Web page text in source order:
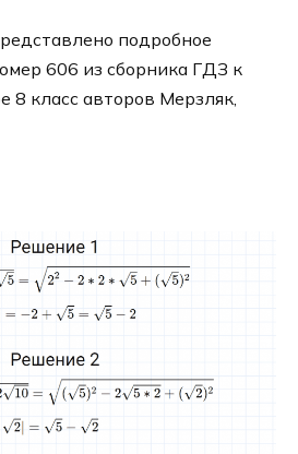
подробное
606 из сборника ГДЗ к
8 класс авторов Мерзляк,